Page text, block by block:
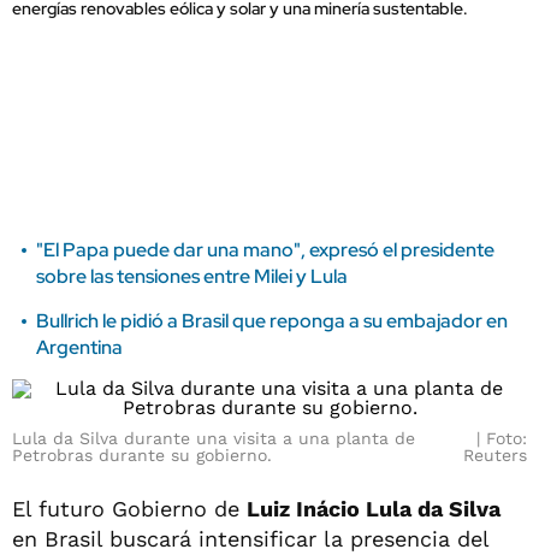
energías renovables eólica y solar y una minería sustentable.
"El Papa puede dar una mano", expresó el presidente
sobre las tensiones entre Milei y Lula
Bullrich le pidió a Brasil que reponga a su embajador en
Argentina
Lula da Silva durante una visita a una planta de
Petrobras durante su gobierno.
Foto:
Reuters
El futuro Gobierno de Luiz Inácio Lula da Silva
en Brasil buscará intensificar la presencia del